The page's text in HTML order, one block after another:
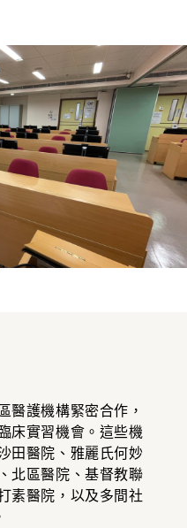
醫護機構緊密合作，
床實習機會。這些機
田醫院、雅麗氏何妙
北區醫院、基督教聯
素醫院，以及多間社